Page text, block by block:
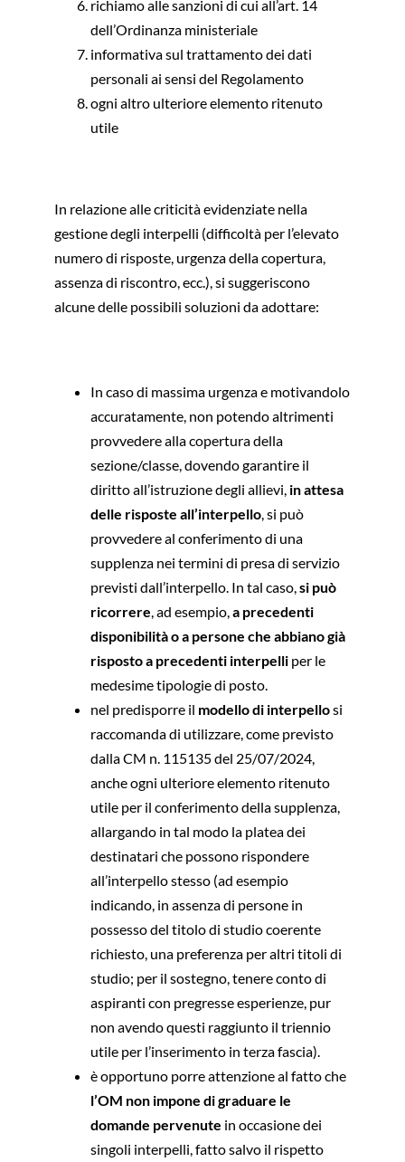
richiamo alle sanzioni di cui all’art. 14
dell’Ordinanza ministeriale
informativa sul trattamento dei dati
personali ai sensi del Regolamento
ogni altro ulteriore elemento ritenuto
utile
In relazione alle criticità evidenziate nella
gestione degli interpelli (difficoltà per l’elevato
numero di risposte, urgenza della copertura,
assenza di riscontro, ecc.), si suggeriscono
alcune delle possibili soluzioni da adottare:
In caso di massima urgenza e motivandolo
accuratamente, non potendo altrimenti
provvedere alla copertura della
sezione/classe, dovendo garantire il
diritto all’istruzione degli allievi, in attesa
delle risposte all’interpello, si può
provvedere al conferimento di una
supplenza nei termini di presa di servizio
previsti dall’interpello. In tal caso,si può
ricorrere, ad esempio,a precedenti
disponibilità o a persone che abbiano già
risposto a precedenti interpelli per le
medesime tipologie di posto.
nel predisporre il modello di interpellosi
raccomanda di utilizzare, come previsto
dalla CM n. 115135 del 25/07/2024,
anche ogni ulteriore elemento ritenuto
utile per il conferimento della supplenza,
allargando in tal modo la platea dei
destinatari che possono rispondere
all’interpello stesso (ad esempio
indicando, in assenza di persone in
possesso del titolo di studio coerente
richiesto, una preferenza per altri titoli di
studio; per il sostegno, tenere conto di
aspiranti con pregresse esperienze, pur
non avendo questi raggiunto il triennio
utile per l’inserimento in terza fascia).
è opportuno porre attenzione al fatto che
l’OM non impone di graduare le
domande pervenute in occasione dei
singoli interpelli, fatto salvo il rispetto